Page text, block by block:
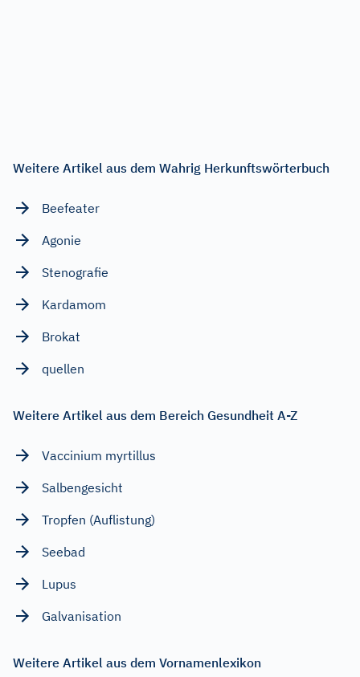
Weitere Artikel aus dem Wahrig Herkunftswörterbuch
Beefeater
Agonie
Stenografie
Kardamom
Brokat
quellen
Weitere Artikel aus dem Bereich Gesundheit A-Z
Vaccinium myrtillus
Salbengesicht
Tropfen (Auflistung)
Seebad
Lupus
Galvanisation
Weitere Artikel aus dem Vornamenlexikon